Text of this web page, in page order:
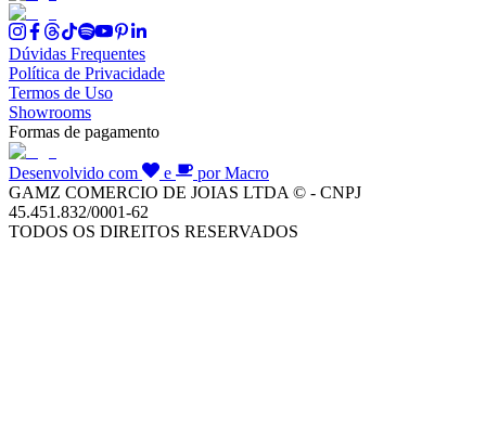
Dúvidas Frequentes
Política de Privacidade
Termos de Uso
Showrooms
Formas de pagamento
Desenvolvido com e
por Macro
GAMZ COMERCIO DE JOIAS LTDA © - CNPJ
45.451.832/0001-62
TODOS OS DIREITOS RESERVADOS